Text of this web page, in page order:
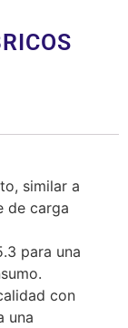
similar a
de carga
para una
con
una